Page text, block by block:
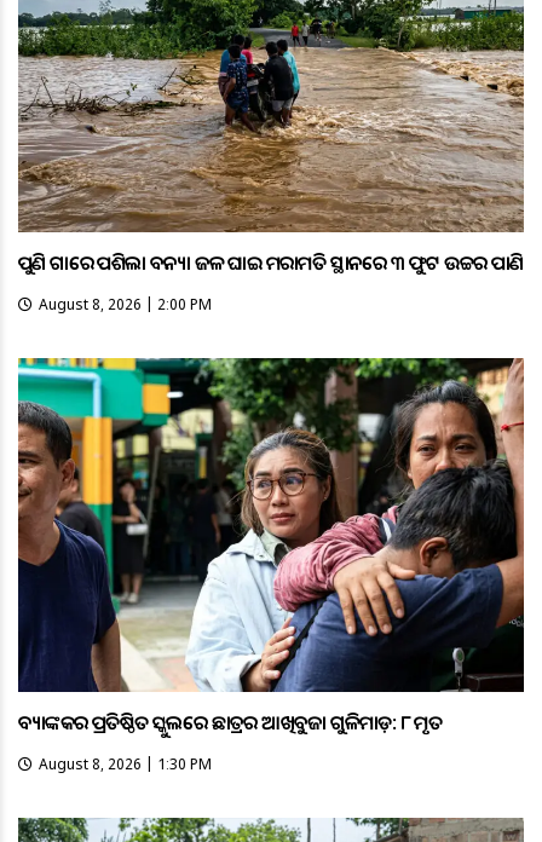
ପୁଣି ଗାଁରେ ପଶିଲା ବନ୍ୟା ଜଳ ଘାଇ ମରାମତି ସ୍ଥାନରେ ୩ ଫୁଟ ଉଚ୍ଚର ପାଣି
August 8, 2026 | 2:00 PM
ବ୍ୟାଙ୍କକର ପ୍ରତିଷ୍ଠିତ ସ୍କୁଲରେ ଛାତ୍ରର ଆଖିବୁଜା ଗୁଳିମାଡ଼: ୮ ମୃତ
August 8, 2026 | 1:30 PM